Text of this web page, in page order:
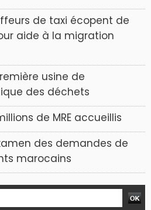
de taxi écopent de
aide à la migration
usine de
des déchets
de MRE accueillis
des demandes de
marocains